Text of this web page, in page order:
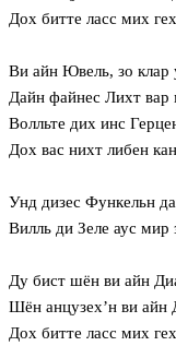
Дох битте ласс мих
Ви айн Ювель, зо клар
Дайн файнес Лихт вар
Волльте дих инс
Дох вас нихт либен
Унд дизес Функельн
Вилль ди Зеле аус мир
Ду бист шён ви айн
Шён анцузех’н ви айн
Дох битте ласс мих